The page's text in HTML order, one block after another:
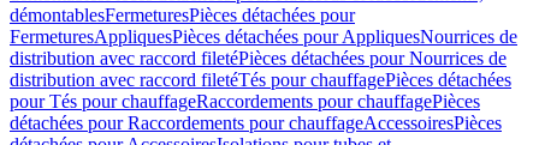
démontablesFermeturesPièces détachées pour
FermeturesAppliquesPièces détachées pour AppliquesNourrices de
distribution avec raccord filetéPièces détachées pour Nourrices de
distribution avec raccord filetéTés pour chauffagePièces détachées
pour Tés pour chauffageRaccordements pour chauffagePièces
détachées pour Raccordements pour chauffageAccessoiresPièces